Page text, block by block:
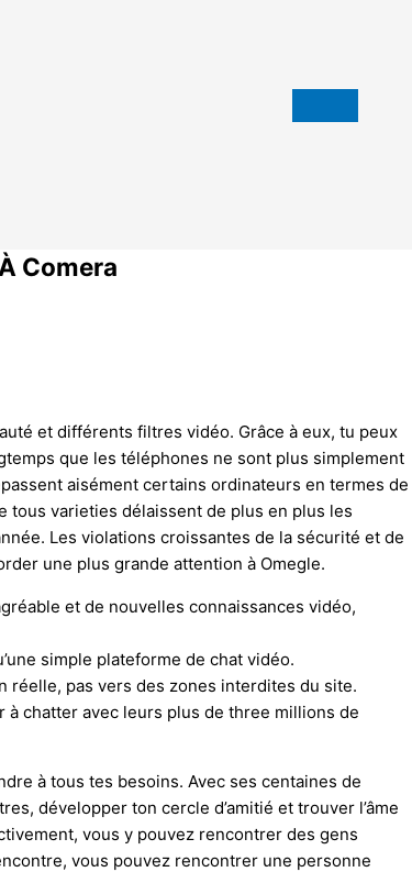
Comera
et différents filtres vidéo. Grâce à eux, tu peux
que les téléphones ne sont plus simplement
aisément certains ordinateurs en termes de
tous varieties délaissent de plus en plus les
Les violations croissantes de la sécurité et de
une plus grande attention à Omegle.
et de nouvelles connaissances vidéo,
simple plateforme de chat vidéo.
réelle, pas vers des zones interdites du site.
à chatter avec leurs plus de three millions de
à tous tes besoins. Avec ses centaines de
développer ton cercle d’amitié et trouver l’âme
vous y pouvez rencontrer des gens
vous pouvez rencontrer une personne